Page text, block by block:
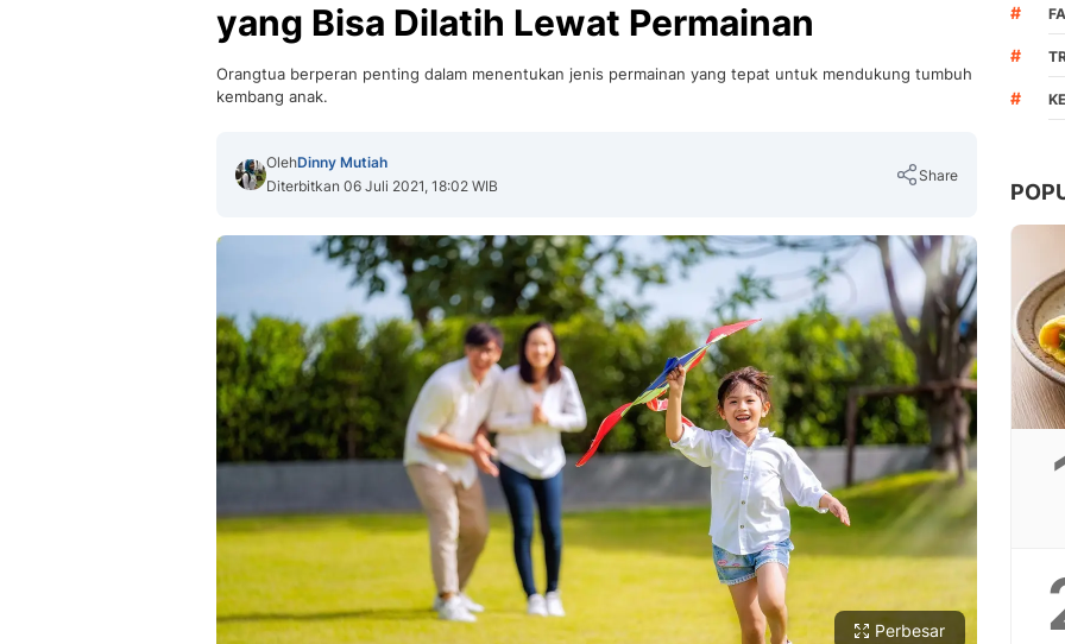
yang Bisa Dilatih Lewat Permainan
Orangtua berperan penting dalam menentukan jenis permainan yang tepat untuk mendukung tumbuh
kembang anak.
OlehDinny Mutiah
Diterbitkan 06 Juli 2021, 18:02 WIB
Share
Copy Link
Perbesar
#
#
#